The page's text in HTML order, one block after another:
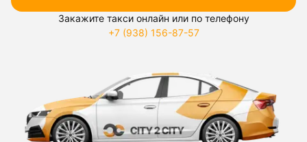
Закажите такси онлайн или по телефону
+7 (938) 156-87-57